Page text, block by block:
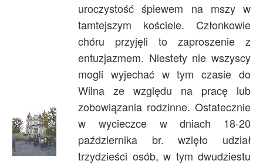
uroczystość śpiewem na mszy w
tamtejszym kościele. Członkowie
chóru przyjęli to zaproszenie z
entuzjazmem. Niestety nie wszyscy
mogli wyjechać w tym czasie do
Wilna ze względu na pracę lub
zobowiązania rodzinne. Ostatecznie
w wycieczce w dniach 18-20
października br. wzięło udział
trzydzieści osób, w tym dwudziestu